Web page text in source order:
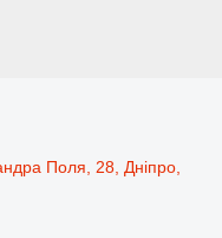
Поля, 28, Дніпро,